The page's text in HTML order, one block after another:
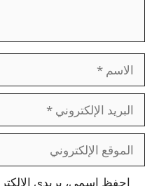
الاسم
البريد
الإلكتروني
الموقع
الإلكتروني
احفظ اسمي، بريدي